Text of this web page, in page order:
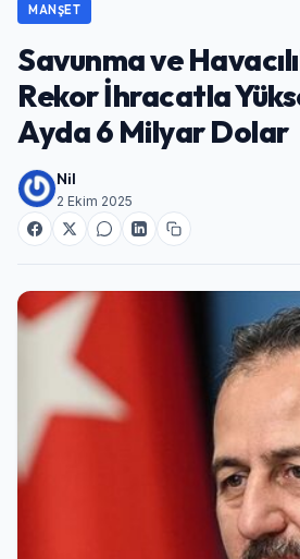
MANŞET
Savunma ve
Rekor İhracatla
Ayda 6 Milyar Dolar
Nil
2 Ekim 2025